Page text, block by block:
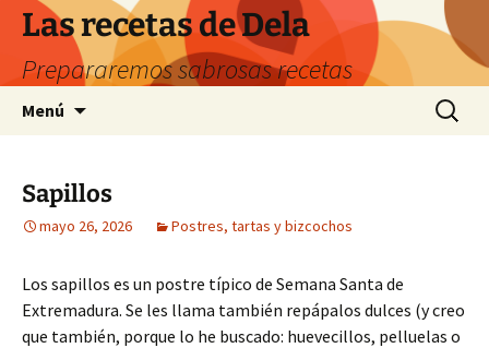
Saltar
contenido
Las recetas de Dela
Prepararemos sabrosas recetas
Menú Buscar:
Sapillos
mayo 26, 2026 Postres, tartas y bizcochos
Los sapillos es un postre típico de Semana Santa de
Extremadura. Se les llama también repápalos dulces (y creo
que también, porque lo he buscado: huevecillos, pelluelas o